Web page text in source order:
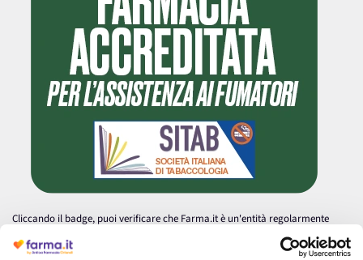
Cliccando il badge, puoi verificare che Farma.it è un'entità regolarmente
autorizzata dal Ministero della Salute a effettuare la vendita online di
medicinali.